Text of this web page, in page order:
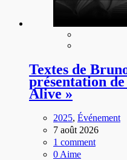
Textes de
présentation
Alive »
2025, Événement
7 août 2026
1 comment
0 Aime